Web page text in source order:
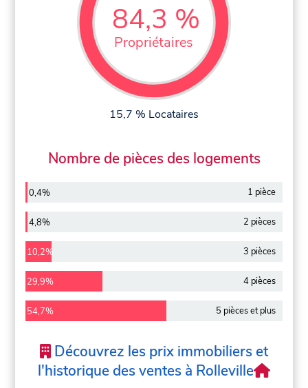
84,3 %
Propriétaires
15,7 % Locataires
Nombre de pièces des logements
0,4% 1 pièce
4,8% 2 pièces
10,2% 3 pièces
29,9% 4 pièces
54,7% 5 pièces et plus
Découvrez les prix immobiliers et
l'historique des ventes à Rolleville